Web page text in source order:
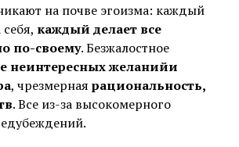
на почве эгоизма: каждый
каждый делает все
по-своему. Безжалостное
неинтересных желанийи
, чрезмерная рациональность,
. Все из-за высокомерного